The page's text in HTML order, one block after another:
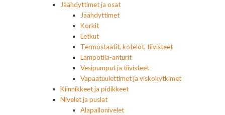
Jäähdyttimet ja osat
Jäähdyttimet
Korkit
Letkut
Termostaatit, kotelot, tiivisteet
Lämpötila-anturit
Vesipumput ja tiivisteet
Vapaatuulettimet ja viskokytkimet
Kiinnikkeet ja pidikkeet
Nivelet ja puslat
Alapallonivelet